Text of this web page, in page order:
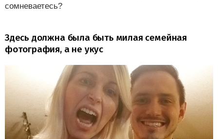
сомневаетесь?
Здесь должна была быть милая семейная
фотография, а не укус